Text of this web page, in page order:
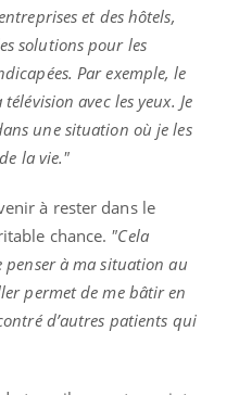
et des hôtels,
solutions pour les
Par exemple, le
avec les yeux. Je
une situation où je les
la vie."
à rester dans le
chance. "Cela
penser à ma situation au
permet de me bâtir en
d’autres patients qui